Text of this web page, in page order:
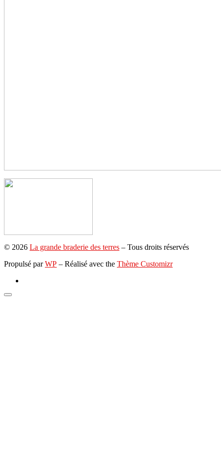
© 2026 La grande braderie des terres – Tous droits réservés
Propulsé parWP – Réalisé avec the Thème Customizr